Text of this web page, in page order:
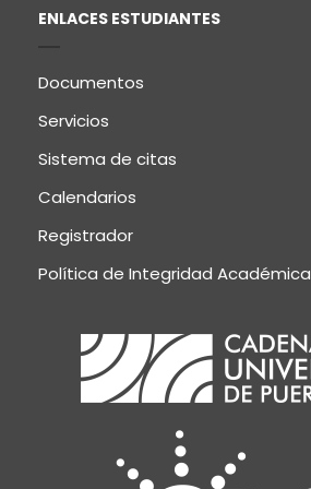
ENLACES ESTUDIANTES
Documentos
Servicios
Sistema de citas
Calendarios
Registrador
Política de Integridad Académica